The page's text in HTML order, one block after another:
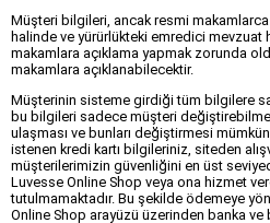
Müşteri bilgileri, ancak resmi
halinde ve yürürlükteki emredici
makamlara açıklama yapmak zorunda
makamlara açıklanabilecektir.
Müşterinin sisteme girdiği tüm bilgilere
bu bilgileri sadece müşteri
ulaşması ve bunları değiştirmesi
istenen kredi kartı bilgileriniz, siteden
müşterilerimizin güvenliğini en üst
Luvesse Online Shop veya ona hizmet
tutulmamaktadır. Bu şekilde ödemeye
Online Shop arayüzü üzerinden banka ve